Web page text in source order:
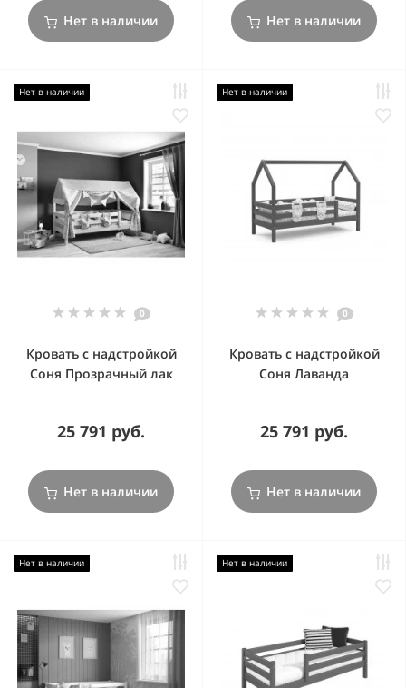
Нет в наличии Нет в наличии
Нет в наличии
0
Кровать с надстройкой
Соня Прозрачный лак
25 791 руб.
Нет в наличии
Нет в наличии
0
Кровать с надстройкой
Соня Лаванда
25 791 руб.
Нет в наличии
Нет в наличии Нет в наличии